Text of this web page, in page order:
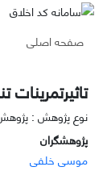
صفحه اصلی
نوع پژوهش :
پژوهشگران
موسی خلفی